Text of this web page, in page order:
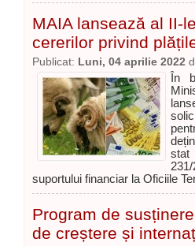
MAIA lansează al II-
cererilor privind
Publicat: Luni, 04 aprilie 2022
În
suportului financiar la Oficiile
Program de
de creștere și